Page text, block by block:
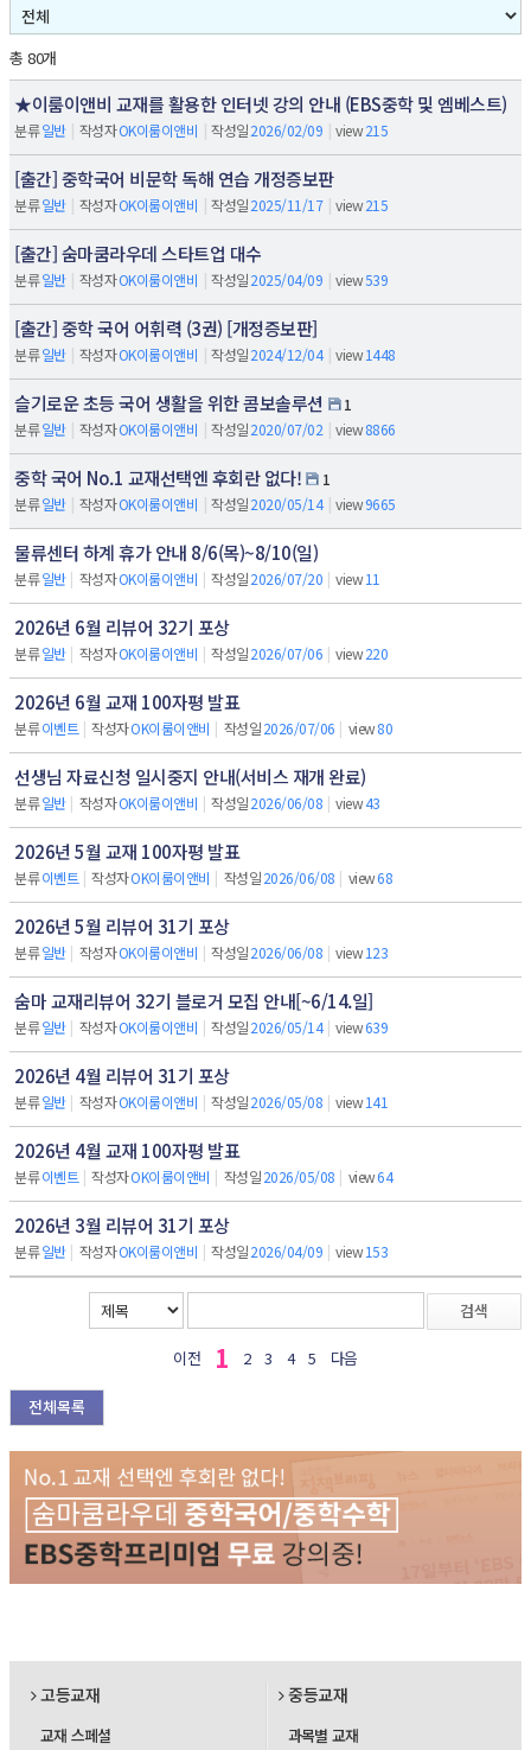
총 80개
★이룸이앤비 교재를 활용한 인터넷 강의 안내 (EBS중학 및 엠베스트)
분류일반 | 작성자OK이룸이앤비 | 작성일2026/02/09 | view215
[출간] 중학국어 비문학 독해 연습 개정증보판
분류일반 | 작성자OK이룸이앤비 | 작성일2025/11/17 | view215
[출간] 숨마쿰라우데 스타트업 대수
분류일반 | 작성자OK이룸이앤비 | 작성일2025/04/09 | view539
[출간] 중학 국어 어휘력 (3권) [개정증보판]
분류일반 | 작성자OK이룸이앤비 | 작성일2024/12/04 | view1448
슬기로운 초등 국어 생활을 위한 콤보솔루션
1
분류일반 | 작성자OK이룸이앤비 | 작성일2020/07/02 | view8866
중학 국어 No.1 교재선택엔 후회란 없다!
1
분류일반 | 작성자OK이룸이앤비 | 작성일2020/05/14 | view9665
물류센터 하계 휴가 안내 8/6(목)~8/10(일)
분류일반 | 작성자OK이룸이앤비 | 작성일2026/07/20 | view11
2026년 6월 리뷰어 32기 포상
분류일반 | 작성자OK이룸이앤비 | 작성일2026/07/06 | view220
2026년 6월 교재 100자평 발표
분류이벤트 | 작성자OK이룸이앤비 | 작성일2026/07/06 | view80
선생님 자료신청 일시중지 안내(서비스 재개 완료)
분류일반 | 작성자OK이룸이앤비 | 작성일2026/06/08 | view43
2026년 5월 교재 100자평 발표
분류이벤트 | 작성자OK이룸이앤비 | 작성일2026/06/08 | view68
2026년 5월 리뷰어 31기 포상
분류일반 | 작성자OK이룸이앤비 | 작성일2026/06/08 | view123
숨마 교재리뷰어 32기 블로거 모집 안내[~6/14.일]
분류일반 | 작성자OK이룸이앤비 | 작성일2026/05/14 | view639
2026년 4월 리뷰어 31기 포상
분류일반 | 작성자OK이룸이앤비 | 작성일2026/05/08 | view141
2026년 4월 교재 100자평 발표
분류이벤트 | 작성자OK이룸이앤비 | 작성일2026/05/08 | view64
2026년 3월 리뷰어 31기 포상
분류일반 | 작성자OK이룸이앤비 | 작성일2026/04/09 | view153
검색
이전 1 2 3 4 5 다음
전체목록
고등교재
교재 스페셜
중등교재
과목별 교재